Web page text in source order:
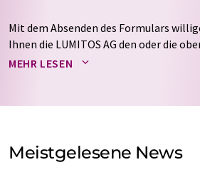
Mit dem Absenden des Formulars
Ihnen die LUMITOS AG den oder die
Newsletter per E-Mail zusendet. Ihre
auf Basis unserer
Meinungsforschung per E-Mail
Einwilligung können Sie jederzeit ohne
MEHR LESEN
Meistgelesene News